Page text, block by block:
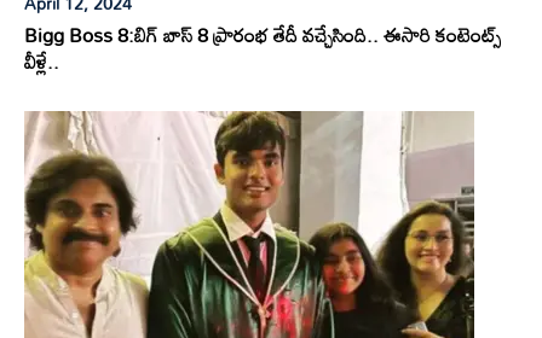
Bigg Boss 8:బిగ్ బాస్ 8 ప్రారంభ తేదీ వచ్చేసింది.. ఈసారి కంటెంట్స్
వీళ్లే..